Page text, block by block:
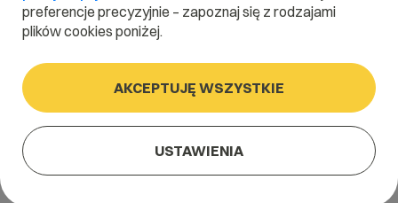
Czas reakcji na zgłoszenia
do 4h do 1h
do 14
preferencje precyzyjnie – zapoznaj się z rodzajami
plików cookies poniżej.
AKCEPTUJĘ WSZYSTKIE
USTAWIENIA